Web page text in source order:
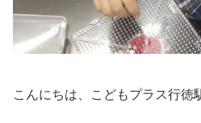
こんにちは、こどもプラス行徳